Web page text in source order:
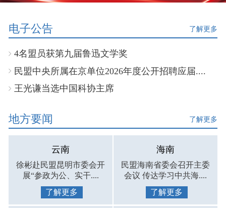
电子公告 了解更多
4名盟员获第九届鲁迅文学奖
民盟中央所属在京单位2026年度公开招聘应届....
王光谦当选中国科协主席
地方要闻 了解更多
云南
徐彬赴民盟昆明市委会开
展“参政为公、实干....
了解更多
海南
民盟海南省委会召开主委
会议 传达学习中共海....
了解更多